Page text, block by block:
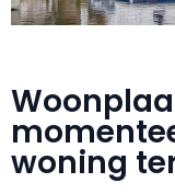
woning